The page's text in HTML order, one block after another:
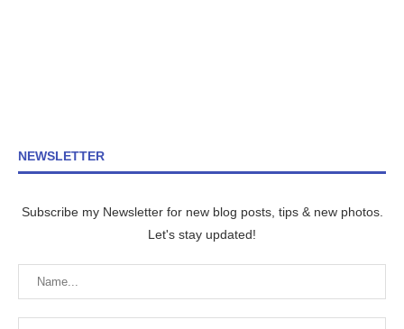
NEWSLETTER
Subscribe my Newsletter for new blog posts, tips & new photos.
Let's stay updated!